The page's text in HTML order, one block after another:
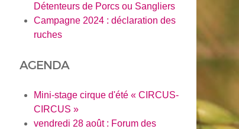
Détenteurs de Porcs ou Sangliers
Campagne 2024 : déclaration des
ruches
AGENDA
Mini-stage cirque d'été « CIRCUS-
CIRCUS »
vendredi 28 août : Forum des